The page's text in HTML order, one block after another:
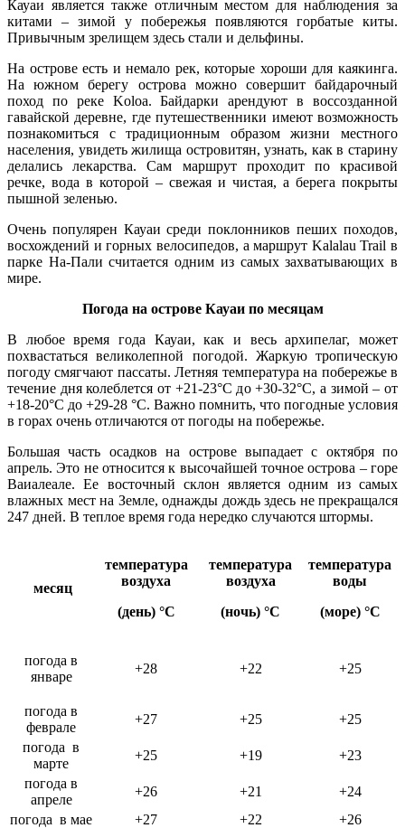
Кауаи является также отличным местом для наблюдения за
китами – зимой у побережья появляются горбатые киты.
Привычным зрелищем здесь стали и дельфины.
На острове есть и немало рек, которые хороши для каякинга.
На южном берегу острова можно совершит байдарочный
поход по реке Koloa. Байдарки арендуют в воссозданной
гавайской деревне, где путешественники имеют возможность
познакомиться с традиционным образом жизни местного
населения, увидеть жилища островитян, узнать, как в старину
делались лекарства. Сам маршрут проходит по красивой
речке, вода в которой – свежая и чистая, а берега покрыты
пышной зеленью.
Очень популярен Кауаи среди поклонников пеших походов,
восхождений и горных велосипедов, а маршрут Kalalau Trail в
парке На-Пали считается одним из самых захватывающих в
мире.
Погода на острове Кауаи по месяцам
В любое время года Кауаи, как и весь архипелаг, может
похвастаться великолепной погодой. Жаркую тропическую
погоду смягчают пассаты. Летняя температура на побережье в
течение дня колеблется от +21-23°C до +30-32°C, а зимой – от
+18-20°C до +29-28 °C. Важно помнить, что погодные условия
в горах очень отличаются от погоды на побережье.
Большая часть осадков на острове выпадает с октября по
апрель. Это не относится к высочайшей точное острова – горе
Ваиалеале. Ее восточный склон является одним из самых
влажных мест на Земле, однажды дождь здесь не прекращался
247 дней. В теплое время года нередко случаются штормы.
месяц
температура
воздуха
(день) °C
температура
воздуха
(ночь) °C
температура
воды
(море) °C
погода в
январе
+28 +22 +25
погода в
феврале
+27 +25
+25
погода в
марте
+25 +19
+23
погода в
апреле
+26 +21
+24
погода в мае
+27 +22
+26